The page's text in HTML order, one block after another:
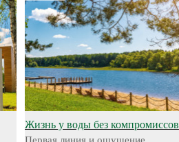
Жизнь у воды без компромиссов